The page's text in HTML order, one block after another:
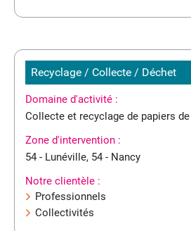
Recyclage / Collecte / Déchet
Domaine d'activité :
Collecte et recyclage de papiers de
Zone d'intervention :
54 - Lunéville, 54 - Nancy
Notre clientèle :
Professionnels
Collectivités